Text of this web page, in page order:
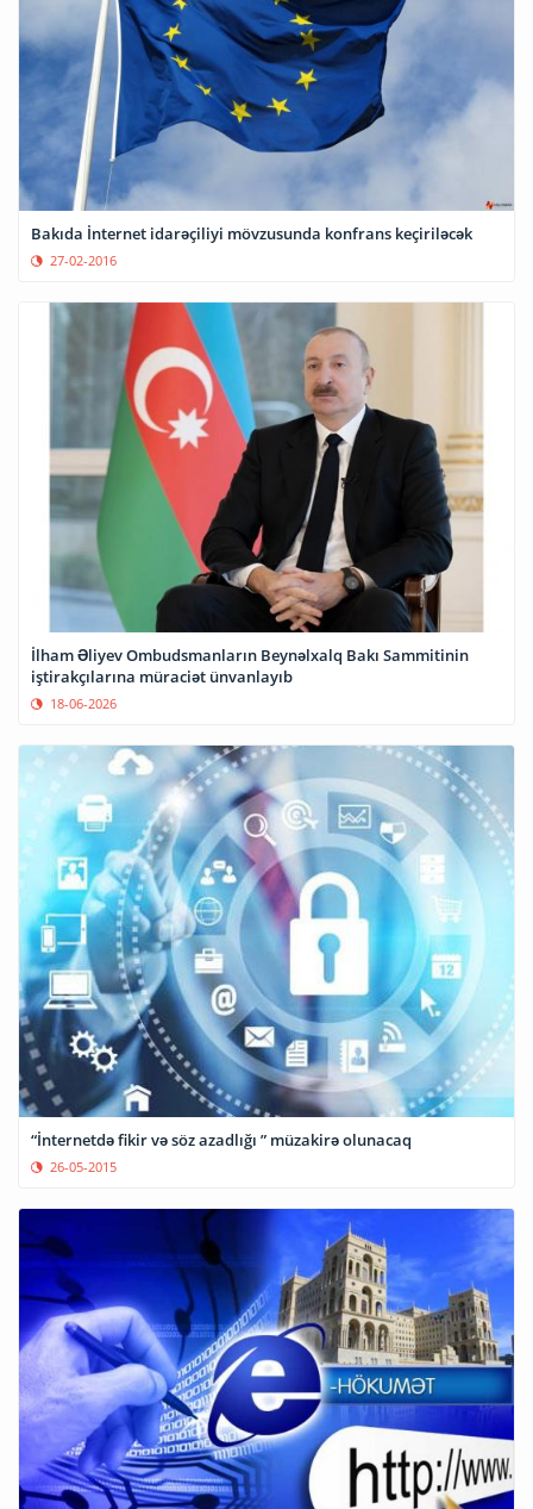
Bakıda İnternet idarəçiliyi mövzusunda konfrans keçiriləcək
27-02-2016
İlham Əliyev Ombudsmanların Beynəlxalq Bakı Sammitinin
iştirakçılarına müraciət ünvanlayıb
18-06-2026
“İnternetdə fikir və söz azadlığı ” müzakirə olunacaq
26-05-2015